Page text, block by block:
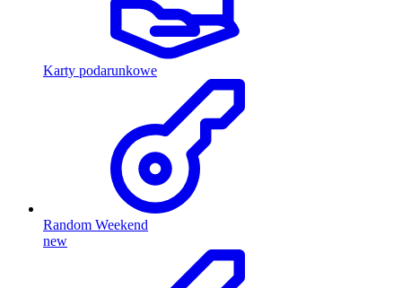
Karty podarunkowe
Random Weekend
new